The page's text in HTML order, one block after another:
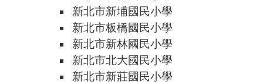
新北市新埔國民小學
新北市板橋國民小學
新北市新林國民小學
新北市北大國民小學
新北市新莊國民小學